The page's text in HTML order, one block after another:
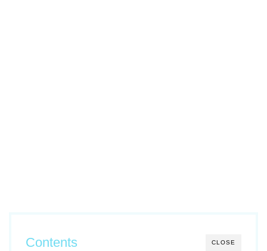
CLOSE
Contents